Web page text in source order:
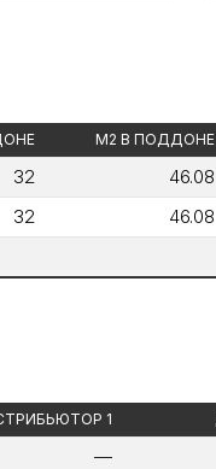
М2 В ПОДДОНЕ
32 46.08
32 46.08
1
—